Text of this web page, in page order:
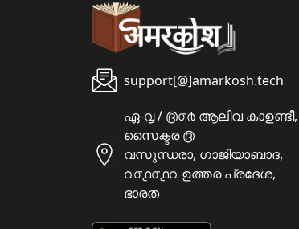
support[@]amarkosh.tech
ഏ-൮ / ൫൦൪ ആലിവ കാഉണ്ടീ,
സൈക്ടര ൫
വസുന്ധരാ, ഗാജിയാബാദ,
൨൦൧൦൧൨ ഉത്തര പ്രദേശ,
ഭാരത